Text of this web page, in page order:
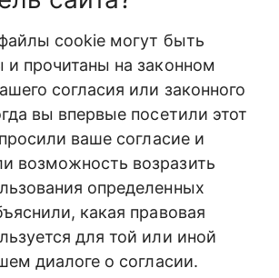
cookie могут быть
и прочитаны на законном
согласия или законного
вы впервые посетили этот
ваше согласие и
возможность возразить
определенных
какая правовая
для той или иной
диалоге о согласии.